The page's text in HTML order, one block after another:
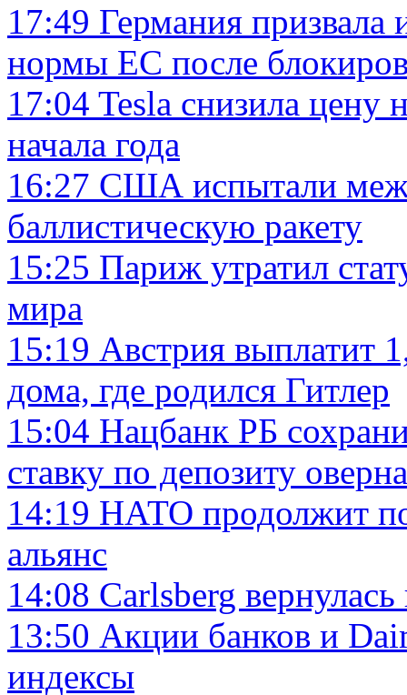
17:49 Германия призвала
нормы ЕС после
17:04 Tesla снизила цену
начала года
16:27 США испытали
баллистическую ракету
15:25 Париж утратил
мира
15:19 Австрия выплатит
дома, где родился Гитлер
15:04 Нацбанк РБ
ставку по депозиту
14:19 НАТО продолжит
альянс
14:08 Carlsberg
13:50 Акции банков и
индексы